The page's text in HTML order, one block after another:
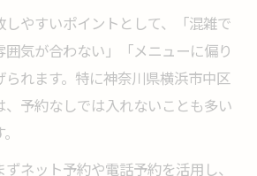
やすいポイントとして、「混雑で
気が合わない」「メニューに偏り
れます。特に神奈川県横浜市中区
、予約なしでは入れないことも多い
ネット予約や電話予約を活用し、